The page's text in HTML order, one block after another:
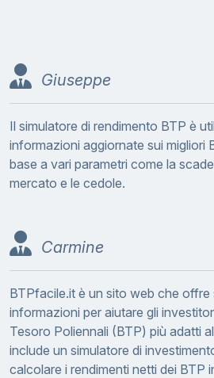
Giuseppe
Il simulatore di rendimento BTP è
informazioni aggiornate sui migliori
base a vari parametri come la
mercato e le cedole.
Carmine
BTPfacile.it è un sito web che offre
informazioni per aiutare gli
Tesoro Poliennali (BTP) più adatti
include un simulatore di
calcolare i rendimenti netti dei BTP